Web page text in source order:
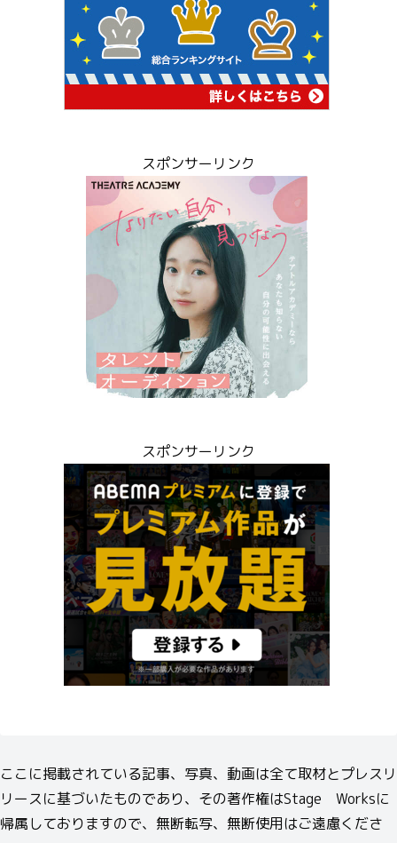
スポンサーリンク
スポンサーリンク
ここに掲載されている記事、写真、動画は全て取材とプレスリ
リースに基づいたものであり、その著作権はStage Worksに
帰属しておりますので、無断転写、無断使用はご遠慮くださ